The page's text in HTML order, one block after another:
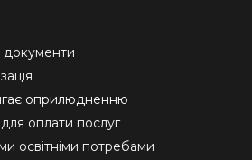
документи
оприлюдненню
для оплати послуг
освітніми потребами